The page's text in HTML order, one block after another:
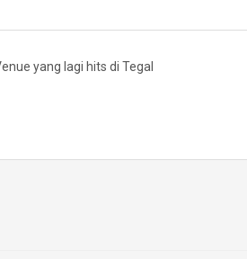
yang lagi hits di Tegal